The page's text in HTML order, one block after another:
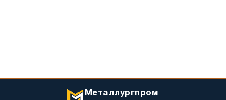
Металлургпром